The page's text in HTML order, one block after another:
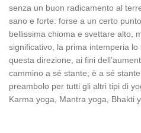
senza un buon radicamento al
sano e forte: forse a un certo
bellissima chioma e svettare alto,
significativo, la prima intemperia lo
questa direzione, ai fini
cammino a sé stante; è a sé
preambolo per tutti gli altri tipi di
Karma yoga, Mantra yoga, Bhakti